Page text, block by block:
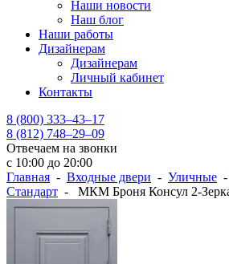
Наши новости
Наш блог
Наши работы
Дизайнерам
Дизайнерам
Личный кабинет
Контакты
8 (800) 333–43–17
8 (812) 748–29–09
Отвечаем на звонки
с 10:00 до 20:00
Главная - Входные двери - Уличные -
Стандарт - МКМ Броня Консул 2-